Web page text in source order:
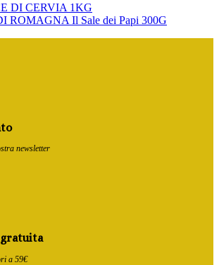
DI CERVIA 1KG
ROMAGNA Il Sale dei Papi 300G
newsletter
gratuita
a 59€